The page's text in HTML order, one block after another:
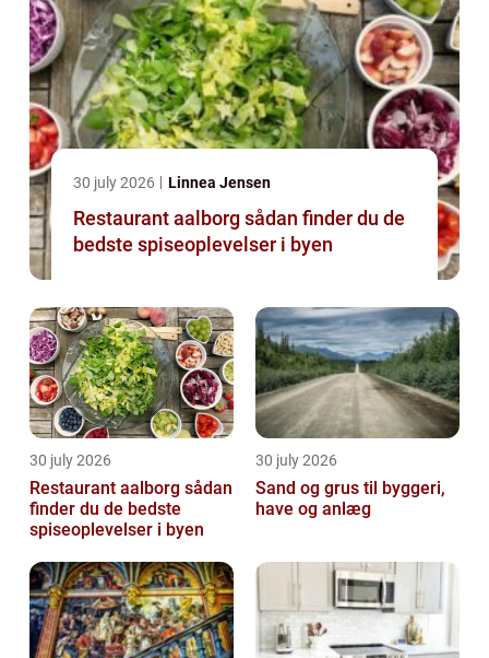
30 july 2026 Linnea Jensen
Restaurant aalborg sådan finder du de
bedste spiseoplevelser i byen
30 july 2026
Restaurant aalborg sådan
finder du de bedste
spiseoplevelser i byen
30 july 2026
Sand og grus til byggeri,
have og anlæg